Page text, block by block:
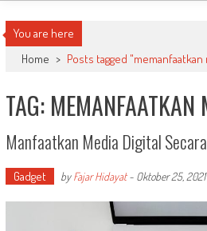
You are here
Home > Posts tagged "memanfaatkan
TAG: MEMANFAATKAN
Manfaatkan Media Digital
Gadget byFajar Hidayat- Oktober 25, 2021